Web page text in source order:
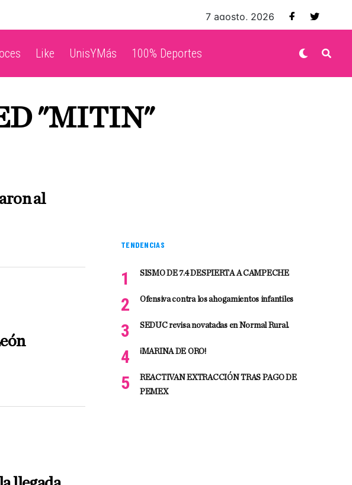
7 agosto, 2026
Like UnisYMás 100% Deportes
"MITIN"
al
TENDENCIAS
SISMO DE 7.4 DESPIERTA A CAMPECHE
Ofensiva contra los ahogamientos infantiles
SEDUC revisa novatadas en Normal Rural.
¡MARINA DE ORO!
REACTIVAN EXTRACCIÓN TRAS PAGO DE
PEMEX